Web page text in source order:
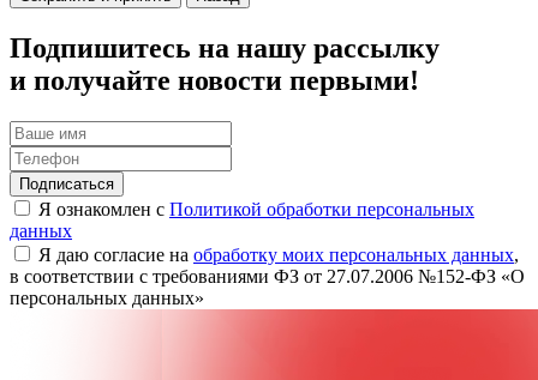
Подпишитесь на нашу рассылку
и получайте новости первыми!
Подписаться
Я ознакомлен с Политикой обработки персональных
данных
Я даю согласие на обработку моих персональных данных,
в соответствии с требованиями ФЗ от 27.07.2006 №152-ФЗ «О
персональных данных»